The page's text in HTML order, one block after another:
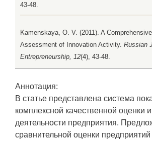
43-48.
Kamenskaya, O. V. (2011). A
Assessment of Innovation Activity. Russian
Entrepreneurship, 12(4), 43-48.
Аннотация:
В статье представлена система
комплексной качественной оценки
деятельности предприятия.
сравнительной оценки предприятий